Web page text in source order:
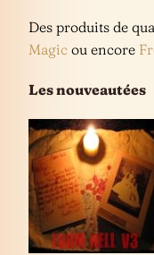
Des produits de
Magic ou encore
Les nouveautées